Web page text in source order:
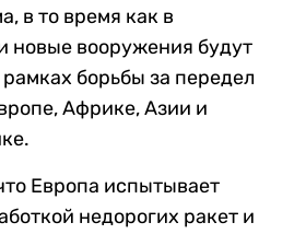
в то время как в
новые вооружения будут
рамках борьбы за передел
Африке, Азии и
Европа испытывает
недорогих ракет и